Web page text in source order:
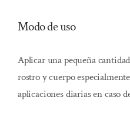
Modo de uso
Aplicar una pequeña
rostro y cuerpo
aplicaciones diarias en caso